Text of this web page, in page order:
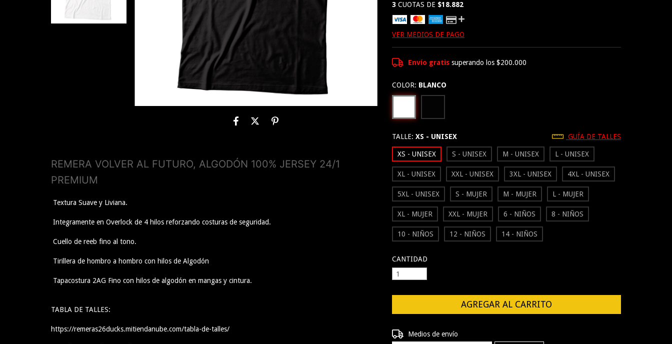
REMERA VOLVER AL FUTURO, ALGODÓN 100% JERSEY 24/1
PREMIUM
Textura Suave y Liviana.
Integramente en Overlock de 4 hilos reforzando costuras de seguridad.
Cuello de reeb fino al tono.
Tirillera de hombro a hombro con hilos de Algodón
Tapacostura 2AG Fino con hilos de algodón en mangas y cintura.
TABLA DE TALLES:
https://remeras26ducks.mitiendanube.com/tabla-de-talles/
3 CUOTAS DE $18.882
VER MEDIOS DE PAGO
Envío gratis superando los$200.000
COLOR: BLANCO
TALLE: XS - UNISEX GUÍA DE TALLES
XS - UNISEX S - UNISEX M - UNISEX L - UNISEX
XL - UNISEX XXL - UNISEX 3XL - UNISEX 4XL - UNISEX
5XL - UNISEX S - MUJER M - MUJER L - MUJER
XL - MUJER XXL - MUJER 6 - NIÑOS 8 - NIÑOS
10 - NIÑOS 12 - NIÑOS 14 - NIÑOS
CANTIDAD
Entregas para el CP:
Medios de envío